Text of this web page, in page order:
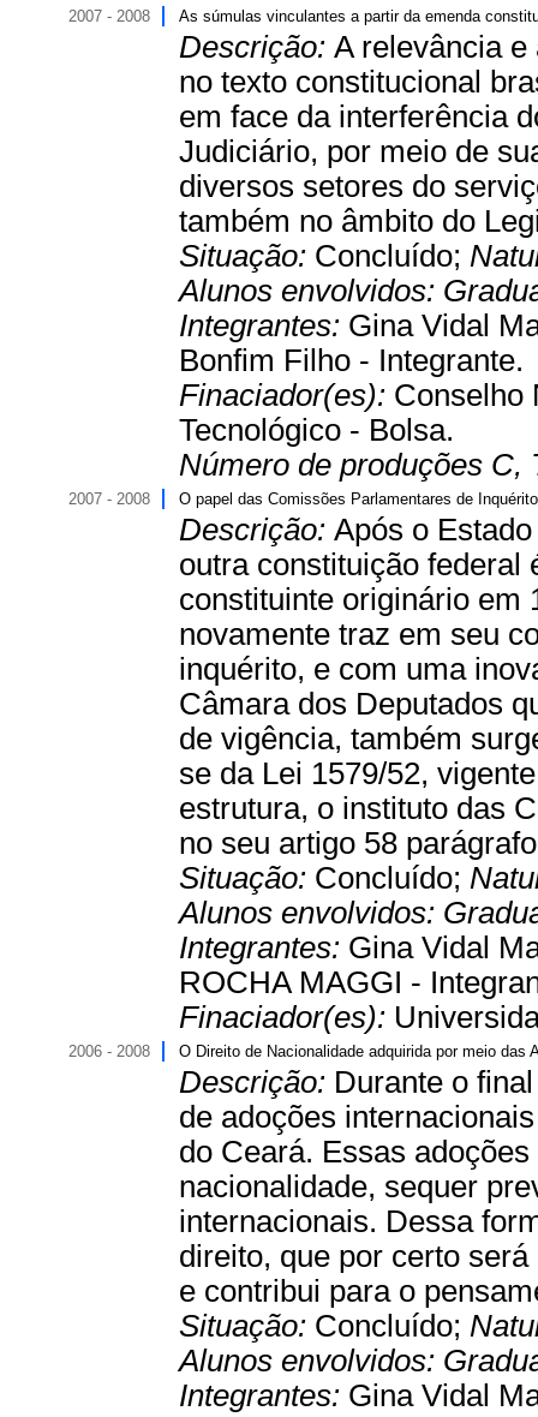
2007 - 2008 As súmulas vinculantes a partir da emenda
Descrição: A relevância e
no texto constitucional
em face da interferência
Judiciário, por meio de
diversos setores do
também no âmbito do
Situação: Concluído;
Alunos envolvidos:
Integrantes: Gina Vidal
Bonfim Filho - Integrante.
Finaciador(es): Conselho
Tecnológico - Bolsa.
Número de produções C,
2007 - 2008 O papel das Comissões Parlamentares de
Descrição: Após o
outra constituição federal
constituinte originário em
novamente traz em seu
inquérito, e com uma
Câmara dos Deputados
de vigência, também
se da Lei 1579/52,
estrutura, o instituto das
no seu artigo 58
Situação: Concluído;
Alunos envolvidos:
Integrantes: Gina Vidal
ROCHA MAGGI -
Finaciador(es):
2006 - 2008 O Direito de Nacionalidade adquirida por meio das
Descrição: Durante o
de adoções
do Ceará. Essas
nacionalidade, sequer
internacionais. Dessa
direito, que por certo
e contribui para o
Situação: Concluído;
Alunos envolvidos:
Integrantes: Gina Vidal